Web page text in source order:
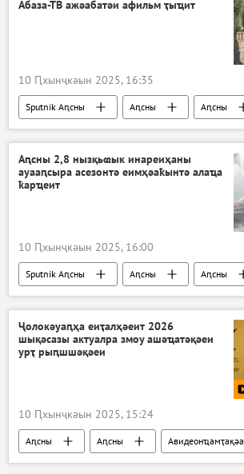
Абаза-ТВ ажәабатәи афильм ҭыҵит
10 Ԥхынҷкәын 2025, 16:35
Sputnik Аԥсны Аԥсны
Аԥсны
Ажәабжьқәа
Аԥсны 2,8 нызқьҩык инареиҳаны
ауааԥсыра асезонтә еимҳәаҟынтә алаҵа
ҟарҵеит
10 Ԥхынҷкәын 2025, 16:00
Sputnik Аԥсны Аԥсны
Аԥсны
Ажәабжьқәа
Ҷолокәуаԥҳа еиҭалҳәеит 2026
шықәсазы актуалра змоу ашәҵатәқәеи
урҭ рыԥшшәқәеи
10 Ԥхынҷкәын 2025, 15:24
Аԥсны Аԥсны Авидеонҵамҭақәа